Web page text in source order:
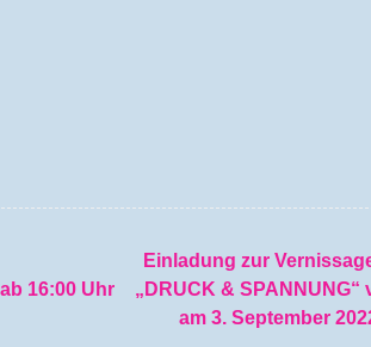
16:00 Uhr
Einladung zur
„DRUCK & SPANNUNG“
am 3. September